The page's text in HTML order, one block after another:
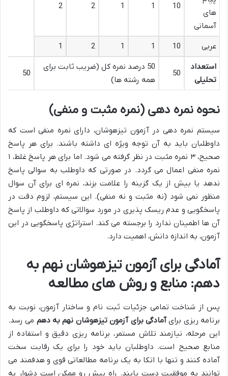
های
آسمانی
10
1
1
2
2
عربی 10
1
1
2
1
استعداد
تحلیلی
50
50 درصد نمره کل (ضریب ثابت برای
همه رشته ها)
50
نحوه نمره دهی (نمره مثبت و منفی)
سیستم نمره دهی در آزمون تیزهوشان، دارای نمره منفی است که
داوطلبان باید به آن توجه ویژه ای داشته باشند. برای هر پاسخ
صحیح، ۳ نمره مثبت در نظر گرفته می شود. اما برای هر پاسخ غلط، ۱
نمره منفی اعمال می گردد. در صورتی که داوطلب به سوالی پاسخ
ندهد یا بیش از یک گزینه را علامت بزند، نمره ای برای آن سوال
منظور نمی شود (نه مثبت و نه منفی). این سیستم، لزوم دقت در
پاسخگویی و عدم ریسک پذیری در مورد سوالاتی که داوطلب از پاسخ
آن ها اطمینان ندارد را برجسته می کند. استراتژی پاسخگویی در این
آزمون، به اندازه دانش، اهمیت دارد.
آمادگی برای آزمون تیزهوشان نهم به
دهم: منابع و روش های مطالعه
پس از شناخت تمامی جزئیات ثبت نام و ساختار آزمون، نوبت به
برنامه ریزی برایآمادگی برای آزمون تیزهوشان نهم به دهم می رسد.
این مرحله، نیازمند تلاش مستمر، برنامه ریزی دقیق و استفاده از
منابع صحیح است. داوطلبان باید خود را برای یک رقابت سخت
آماده کنند و تنها با اتکا به یک برنامه مطالعاتی قوی و هدفمند می
توانند به موفقیت دست یابند. راه پیش رو ممکن است دشوار به